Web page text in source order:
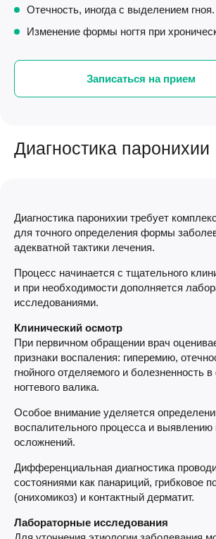
Отечность, иногда с выделением гноя.
Изменение формы ногтя при
Записаться на прием
Диагностика паронихии
Диагностика паронихии требует
для точного определения формы
адекватной тактики лечения.
Процесс начинается с тщательного
и при необходимости дополняется
исследованиями.
Клинический осмотр
При первичном обращении врач
признаки воспаления: гиперемию,
гнойного отделяемого и болезненность
ногтевого валика.
Особое внимание уделяется
воспалительного процесса и
осложнений.
Дифференциальная диагностика
состояниями как панариций, грибковое
(онихомикоз) и контактный дерматит.
Лабораторные исследования